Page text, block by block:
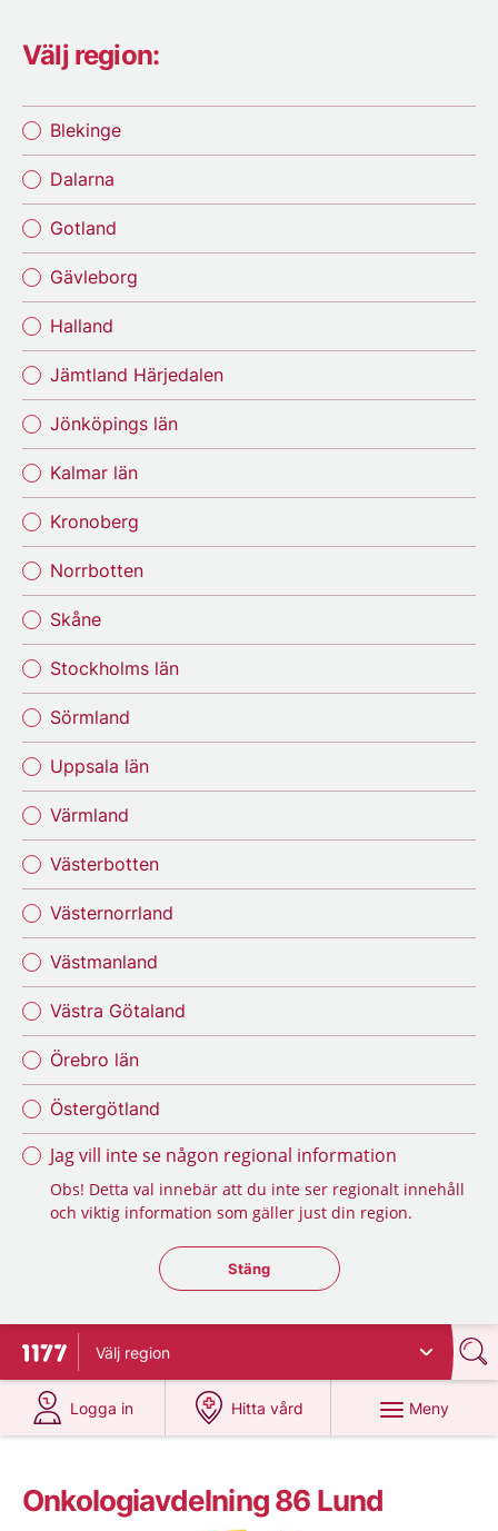
Välj region:
Blekinge
Dalarna
Gotland
Gävleborg
Halland
Jämtland Härjedalen
Jönköpings län
Kalmar län
Kronoberg
Norrbotten
Skåne
Stockholms län
Sörmland
Uppsala län
Värmland
Västerbotten
Västernorrland
Västmanland
Västra Götaland
Örebro län
Östergötland
Jag vill inte se någon regional information
Obs! Detta val innebär att du inte ser regionalt innehåll
och viktig information som gäller just din region.
Stäng regionsväljaren
Stäng
Till startsidan för 1177
Välj region
Logga in
på 1177.se
Hitta vård
på 1177.se
Meny
Onkologiavdelning 86 Lund